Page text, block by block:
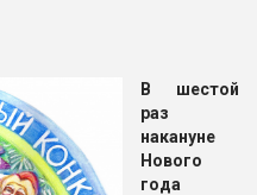
В шестой
раз
накануне
Нового
года